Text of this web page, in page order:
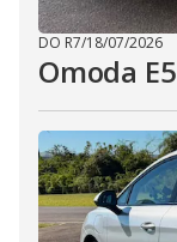
DO R7/18/07/2026
Omoda E5